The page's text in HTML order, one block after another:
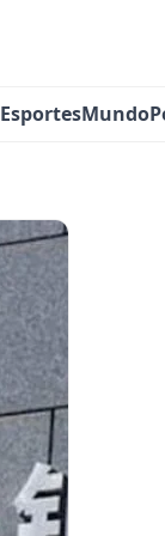
EsportesMundo